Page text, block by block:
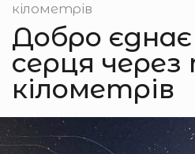
кілометрів
Добро
серця через
кілометрів